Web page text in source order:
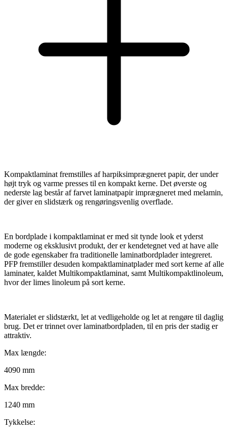
Kompaktlaminat fremstilles af harpiksimprægneret papir, der under
højt tryk og varme presses til en kompakt kerne. Det øverste og
nederste lag består af farvet laminatpapir imprægneret med melamin,
der giver en slidstærk og rengøringsvenlig overflade.
En bordplade i kompaktlaminat er med sit tynde look et yderst
moderne og eksklusivt produkt, der er kendetegnet ved at have alle
de gode egenskaber fra traditionelle laminatbordplader integreret.
PFP fremstiller desuden kompaktlaminatplader med sort kerne af alle
laminater, kaldet Multikompaktlaminat, samt Multikompaktlinoleum,
hvor der limes linoleum på sort kerne.
Materialet er slidstærkt, let at vedligeholde og let at rengøre til daglig
brug. Det er trinnet over laminatbordpladen, til en pris der stadig er
attraktiv.
Max længde:
4090 mm
Max bredde:
1240 mm
Tykkelse: